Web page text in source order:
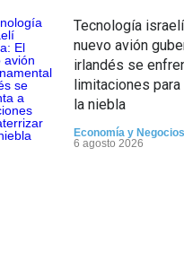
Tecnología
nuevo avión
irlandés se
limitaciones
la niebla
Economía y Negocios
6 agosto 2026